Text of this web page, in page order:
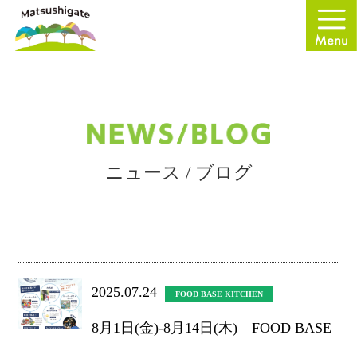
ニュース / ブログ
2025.07.24 FOOD BASE KITCHEN
8月1日(金)-8月14日(木) FOOD BASE